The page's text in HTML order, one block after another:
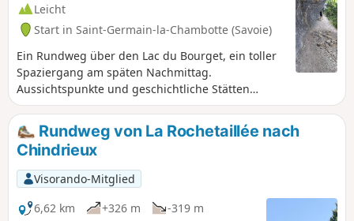
Leicht
Start in Saint-Germain-la-Chambotte (Savoie)
Ein Rundweg über den Lac du Bourget, ein toller
Spaziergang am späten Nachmittag.
Aussichtspunkte und geschichtliche Stätten
untermalen diese Wanderung.
Rundweg von La Rochetaillée nach
Chindrieux
Visorando-Mitglied
6,62 km
+326 m
-319 m